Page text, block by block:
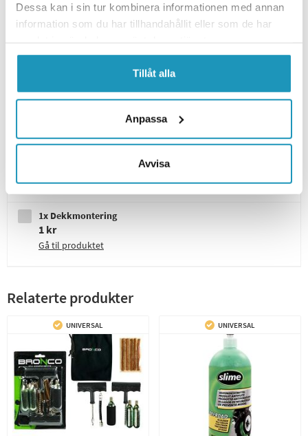
Dessa kan i sin tur kombinera informationen med annan
information som du har tillhandahållit eller som de har
Tillåt alla
Anpassa
Avvisa
2x ATV Dekk P350 AllTrail 26x8-14
Gå til produktet
3 710 kr
Gå til produktet
1x Dekkmontering
1 kr
Gå til produktet
Relaterte produkter
UNIVERSAL UNIVERSAL